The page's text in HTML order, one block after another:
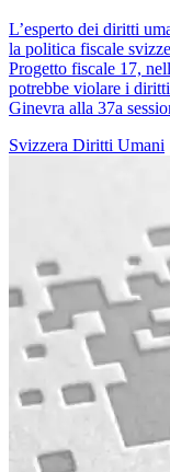
L’esperto dei diritti
la politica fiscale
Progetto fiscale 17,
potrebbe violare i
Ginevra alla 37a
Svizzera Diritti Umani